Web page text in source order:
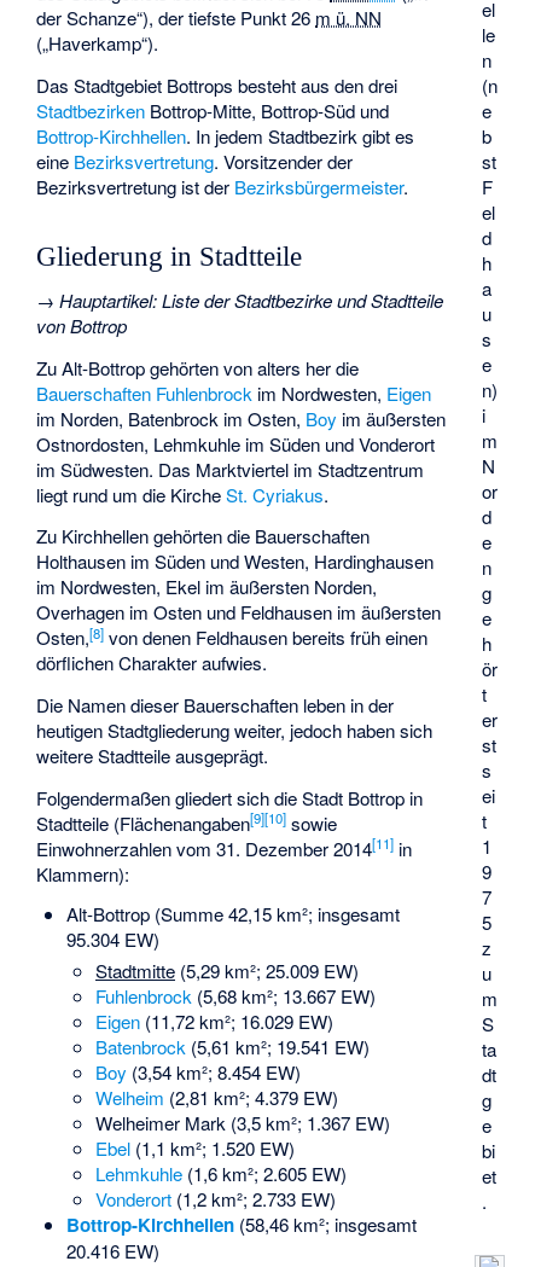
el
le
n
(n
e
b
st
F
el
d
h
a
u
s
e
n)
i
m
N
or
d
e
n
g
e
h
ör
t
er
st
s
ei
t
1
9
7
5
z
u
m
S
ta
dt
g
e
bi
et
.
der Schanze“), der tiefste Punkt26 m ü. NN
(„Haverkamp“).
Das Stadtgebiet Bottrops besteht aus den drei
Stadtbezirken Bottrop-Mitte, Bottrop-Süd und
Bottrop-Kirchhellen. In jedem Stadtbezirk gibt es
eine Bezirksvertretung. Vorsitzender der
Bezirksvertretung ist der Bezirksbürgermeister.
Gliederung in Stadtteile
→Hauptartikel:Liste der Stadtbezirke und Stadtteile
von Bottrop
Zu Alt-Bottrop gehörten von alters her die
Bauerschaften Fuhlenbrock im Nordwesten, Eigen
im Norden, Batenbrock im Osten, Boy im äußersten
Ostnordosten, Lehmkuhle im Süden und Vonderort
im Südwesten. Das Marktviertel im Stadtzentrum
liegt rund um die KircheSt. Cyriakus.
Zu Kirchhellen gehörten die Bauerschaften
Holthausen im Süden und Westen, Hardinghausen
im Nordwesten, Ekel im äußersten Norden,
Overhagen im Osten und Feldhausen im äußersten
Osten,[8] von denen Feldhausen bereits früh einen
dörflichen Charakter aufwies.
Die Namen dieser Bauerschaften leben in der
heutigen Stadtgliederung weiter, jedoch haben sich
weitere Stadtteile ausgeprägt.
Folgendermaßen gliedert sich die Stadt Bottrop in
Stadtteile (Flächenangaben[9][10] sowie
Einwohnerzahlen vom 31. Dezember 2014[11] in
Klammern):
Alt-Bottrop (Summe 42,15 km²; insgesamt
95.304 EW)
Stadtmitte (5,29 km²; 25.009 EW)
Fuhlenbrock (5,68 km²; 13.667 EW)
Eigen (11,72 km²; 16.029 EW)
Batenbrock (5,61 km²; 19.541 EW)
Boy (3,54 km²; 8.454 EW)
Welheim (2,81 km²; 4.379 EW)
Welheimer Mark (3,5 km²; 1.367 EW)
Ebel (1,1 km²; 1.520 EW)
Lehmkuhle (1,6 km²; 2.605 EW)
Vonderort (1,2 km²; 2.733 EW)
Bottrop-Kirchhellen(58,46 km²; insgesamt
20.416 EW)